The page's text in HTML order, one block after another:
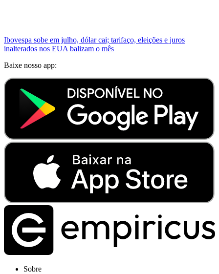
Ibovespa sobe em julho, dólar cai; tarifaço, eleições e juros
inalterados nos EUA balizam o mês
Baixe nosso app:
Sobre